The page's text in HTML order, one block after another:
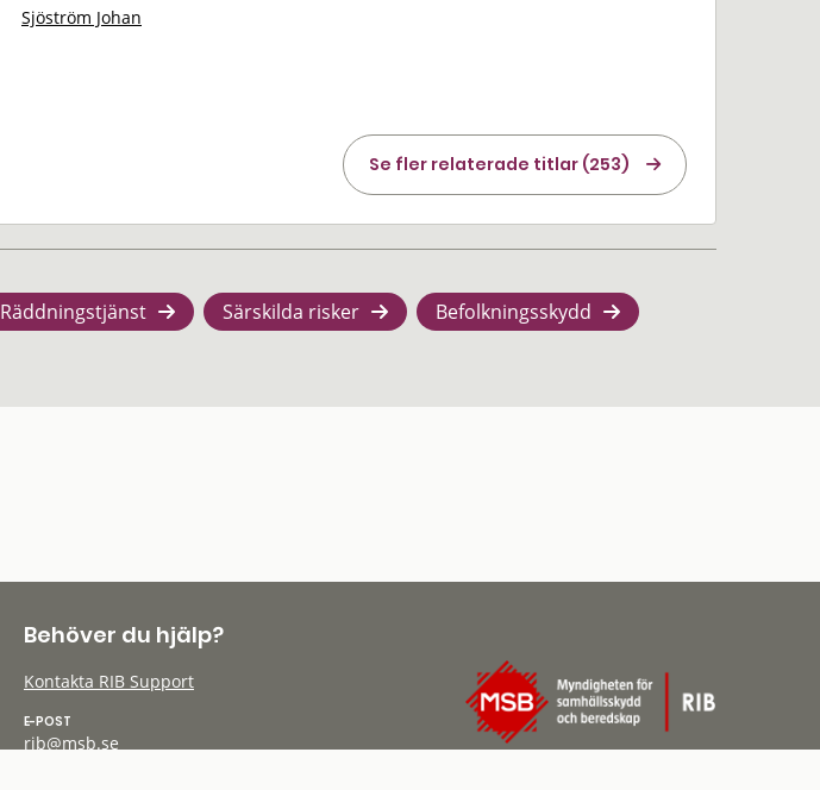
Sjöström Johan
Se fler relaterade titlar (253)
Räddningstjänst Särskilda risker Befolkningsskydd
Behöver du hjälp?
Kontakta RIB Support
E-POST
rib@msb.se